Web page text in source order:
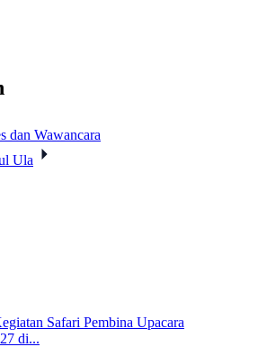
dan Wawancara
Ula
Safari Pembina Upacara
di...